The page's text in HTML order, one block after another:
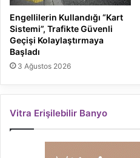
Engellilerin Kullandığı “Kart
Sistemi”, Trafikte Güvenli
Geçişi Kolaylaştırmaya
Başladı
3 Ağustos 2026
Vitra Erişilebilir Banyo